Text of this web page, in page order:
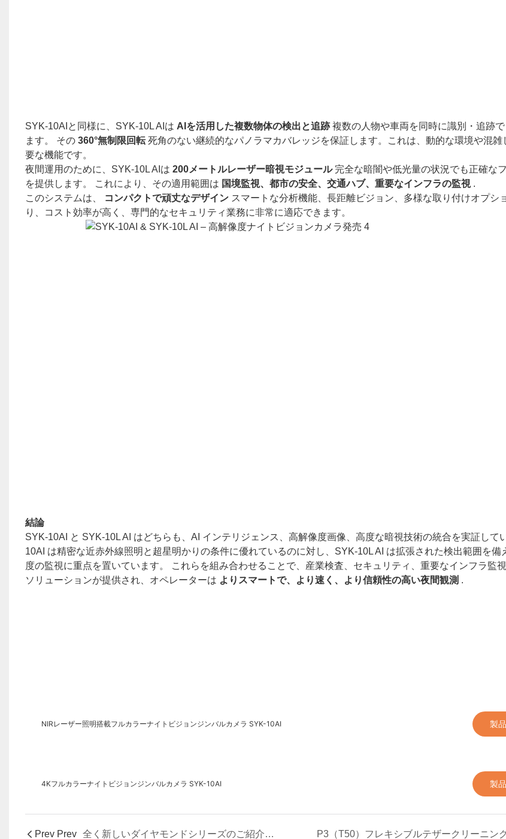
SYK-10AIと同様に、SYK-10L AIは AIを活用した複数物体の検出と追跡複数の人物や車両を同時に識別・追跡
ます。 その 360°無制限回転死角のない継続的なパノラマカバレッジを保証します。これは、動的な環境や混雑
要な機能です。
夜間運用のために、SYK-10L AIは 200メートルレーザー暗視モジュール 完全な暗闇や低光量の状況でも正確な
を提供します。 これにより、その適用範囲は 国境監視、都市の安全、交通ハブ、重要なインフラの監視 .
このシステムは、
コンパクトで頑丈なデザイン スマートな分析機能、長距離ビジョン、多様な取り付けオプシ
り、コスト効率が高く、専門的なセキュリティ業務に非常に適応できます。
結論
SYK-10AI と SYK-10L AI はどちらも、AI インテリジェンス、高解像度画像、高度な暗視技術の統合を実証して
10AI は精密な近赤外線照明と超星明かりの条件に優れているのに対し、SYK-10L AI は拡張された検出範囲を備
度の監視に重点を置いています。 これらを組み合わせることで、産業検査、セキュリティ、重要なインフラ監
ソリューションが提供され、オペレーターは よりスマートで、より速く、より信頼性の高い夜間観測 .
NIRレーザー照明搭載フルカラーナイトビジョンジンバルカメラ SYK-10AI 製
4Kフルカラーナイトビジョンジンバルカメラ SYK-10AI 製
Prev Prev 全く新しいダイヤモンドシリーズのご紹介：次世代の半固体リチウムイオン電池が発売開始